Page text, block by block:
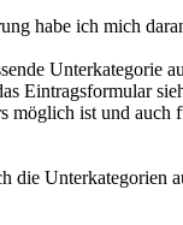
habe ich mich
Unterkategorie
Eintragsformular
möglich ist und auch
die Unterkategorien